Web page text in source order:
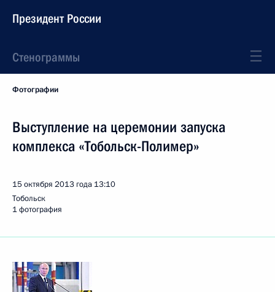
Президент России
Стенограммы
Фотографии
Выступление на церемонии запуска
комплекса «Тобольск-Полимер»
15 октября 2013 года 13:10
Тобольск
1 фотография